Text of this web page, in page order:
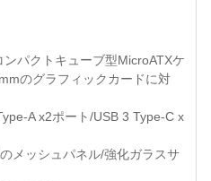
パクトキューブ型MicroATXケ
のグラフィックカードに対
A x2ポート/USB 3 Type-C x
メッシュパネル/強化ガラスサ